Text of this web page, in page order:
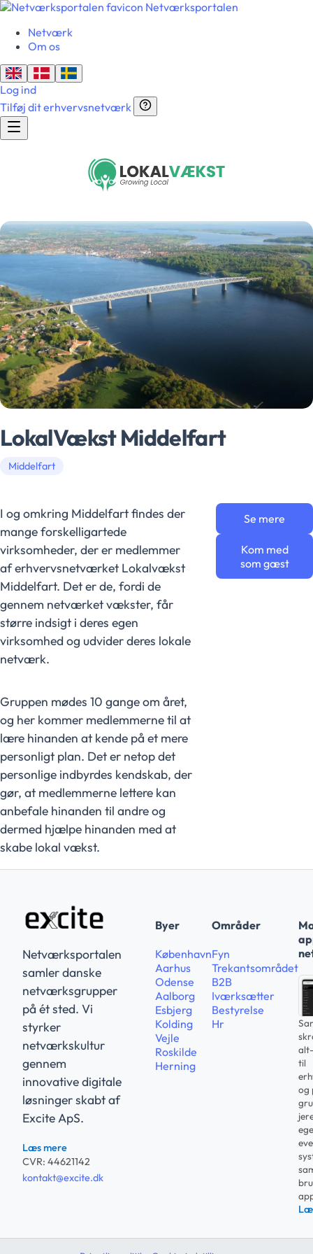
Netværksportalen
Netværk
Om os
Log ind
Tilføj dit erhvervsnetværk
LokalVækst Middelfart
Middelfart
I og omkring Middelfart findes der
mange forskelligartede
virksomheder, der er medlemmer
af erhvervsnetværket Lokalvækst
Middelfart. Det er de, fordi de
gennem netværket vækster, får
større indsigt i deres egen
virksomhed og udvider deres lokale
netværk.
Gruppen mødes 10 gange om året,
og her kommer medlemmerne til at
lære hinanden at kende på et mere
personligt plan. Det er netop det
personlige indbyrdes kendskab, der
gør, at medlemmerne lettere kan
anbefale hinanden til andre og
dermed hjælpe hinanden med at
skabe lokal vækst.
Se mere
Kom med
som gæst
Netværksportalen
samler danske
netværksgrupper
på ét sted. Vi
styrker
netværkskultur
gennem
innovative digitale
løsninger skabt af
Excite ApS.
Læs mere
CVR: 44621142
kontakt@excite.dk
Byer
København
Aarhus
Odense
Aalborg
Esbjerg
Kolding
Vejle
Roskilde
Herning
Områder
Fyn
Trekantsområdet
B2B
Iværksætter
Bestyrelse
Hr
til
og